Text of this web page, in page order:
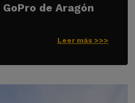
de Aragón
Leer más >>>